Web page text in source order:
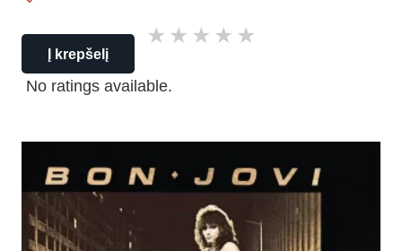
Į krepšelį
No ratings available.